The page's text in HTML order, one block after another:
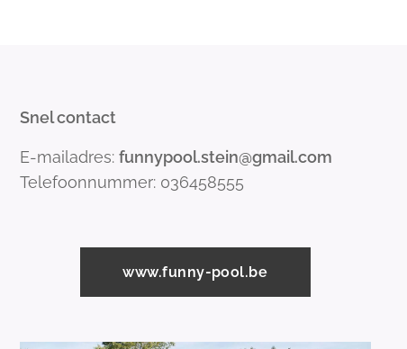
Snel contact
E-mailadres: funnypool.stein@gmail.com
Telefoonnummer: 036458555
www.funny-pool.be